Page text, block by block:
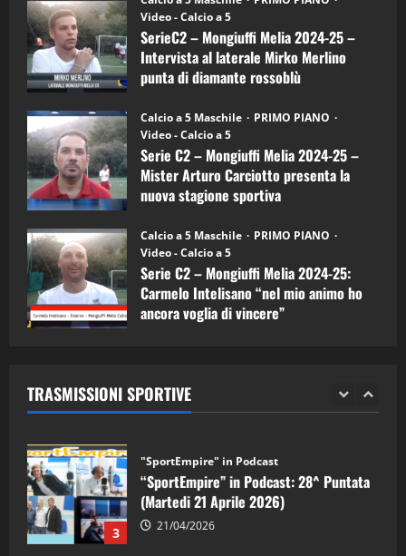
–
Intervista
a
mister
Arturo
Carciotto
(Mongiuffi
Video - Calcio a 5
SerieC2 – Mongiuffi Melia 2024-25 –
Intervista al laterale Mirko Merlino
punta di diamante rossoblù
Calcio a 5 Maschile
PRIMO PIANO
Video - Calcio a 5
Serie C2 – Mongiuffi Melia 2024-25 –
Mister Arturo Carciotto presenta la
nuova stagione sportiva
Calcio a 5 Maschile
PRIMO PIANO
Video - Calcio a 5
Serie C2 – Mongiuffi Melia 2024-25:
Carmelo Intelisano “nel mio animo ho
ancora voglia di vincere”
TRASMISSIONI SPORTIVE
4
(Martedi 14 Aprile 2026)
15/04/2026
5
“SportEmpire” in Podcast: 26^ Puntata
(Martedi 07 Aprile 2026)
08/04/2026
1
“SportEmpire” in Podcast: 30^ Puntata
(Martedi 05 Maggio 2026)
08/05/2026
2 28/04/2026
3
“SportEmpire” in Podcast: 28^ Puntata
(Martedi 21 Aprile 2026)
21/04/2026